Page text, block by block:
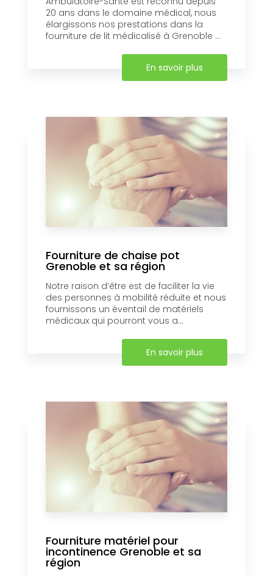
20 ans dans le domaine médical, nous
élargissons nos prestations dans la
fourniture de lit médicalisé à Grenoble ...
En savoir plus
Fourniture de chaise pot
Grenoble et sa région
Notre raison d’être est de faciliter la vie
des personnes à mobilité réduite et nous
fournissons un éventail de matériels
médicaux qui pourront vous a...
En savoir plus
Fourniture matériel pour
incontinence Grenoble et sa
région